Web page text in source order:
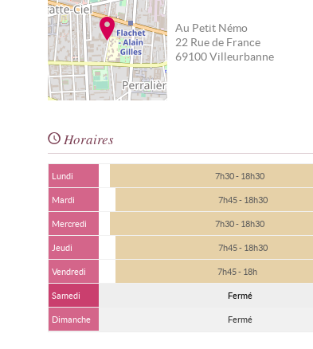
Au Petit Némo
22 Rue de France
69100 Villeurbanne
Horaires
Lundi 7h30 - 18h30
Mardi 7h45 - 18h30
Mercredi 7h30 - 18h30
Jeudi 7h45 - 18h30
Vendredi 7h45 - 18h
Samedi Fermé
Dimanche Fermé